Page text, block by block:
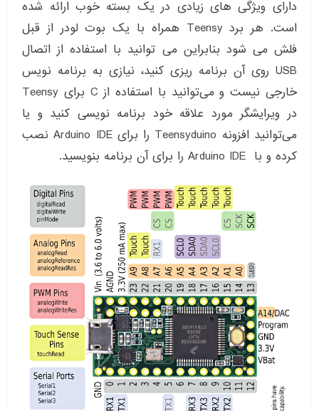
دارای ویژگی های زیادی در یک بسته خوب ارائه شده
است. هر برد Teensy همراه با یک بوت لودر از قبل
فلش می شود بنابراین می توانید با استفاده از اتصال
USB روی آن برنامه ریزی کنید، نیازی به برنامه نویس
خارجی نیست و می‌توانید با استفاده از C برای Teensy
در ویرایشگر مورد علاقه خود برنامه نویسی کنید و یا
می‌توانید افزونه Teensyduino را برای Arduino IDE نصب
کرده و با Arduino IDE را برای آن برنامه بنویسید.